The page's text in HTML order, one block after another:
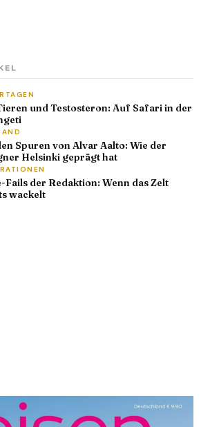
und Testosteron: Auf Safari in der
Spuren von Alvar Aalto: Wie der
Helsinki geprägt hat
Fails der Redaktion: Wenn das Zelt
wackelt